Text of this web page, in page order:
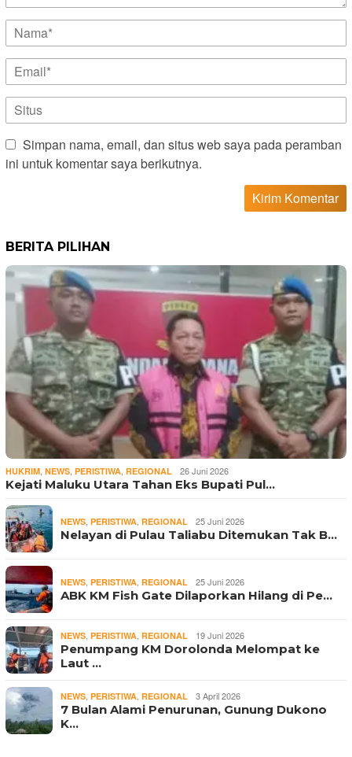
Simpan nama, email, dan situs web saya pada peramban
ini untuk komentar saya berikutnya.
BERITA PILIHAN
HUKRIM NEWS PERISTIWA REGIONAL 26 Juni 2026
Kejati Maluku Utara Tahan Eks Bupati Pul…
NEWS PERISTIWA REGIONAL 25 Juni 2026
Nelayan di Pulau Taliabu Ditemukan Tak B…
NEWS PERISTIWA REGIONAL 25 Juni 2026
ABK KM Fish Gate Dilaporkan Hilang di Pe…
NEWS PERISTIWA REGIONAL 19 Juni 2026
Penumpang KM Dorolonda Melompat ke
Laut …
NEWS PERISTIWA REGIONAL 3 April 2026
7 Bulan Alami Penurunan, Gunung Dukono
K…